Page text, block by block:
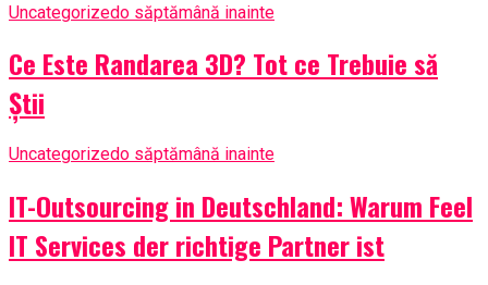
Uncategorizedo săptămână inainte
Ce Este Randarea 3D? Tot ce Trebuie să
Știi
Uncategorizedo săptămână inainte
IT-Outsourcing in Deutschland: Warum Feel
IT Services der richtige Partner ist